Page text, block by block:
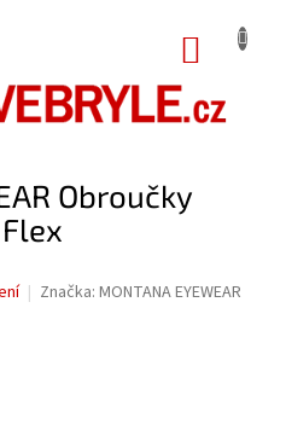
Obroučky
Značka: MONTANA EYEWEAR